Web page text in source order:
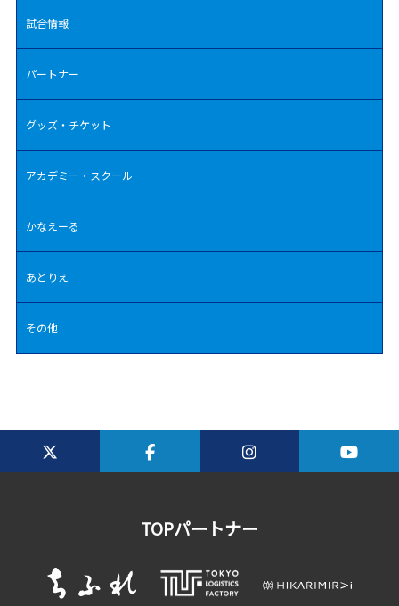
試合情報
パートナー
グッズ・チケット
アカデミー・スクール
かなえーる
あとりえ
その他
TOPパートナー